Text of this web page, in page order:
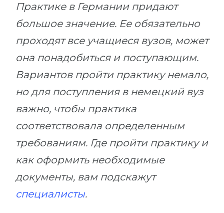
Практике в Германии придают
большое значение. Ее обязательно
проходят все учащиеся вузов, может
она понадобиться и поступающим.
Вариантов пройти практику немало,
но для поступления в немецкий вуз
важно, чтобы практика
соответствовала определенным
требованиям. Где пройти практику и
как оформить необходимые
документы, вам подскажут
специалисты.